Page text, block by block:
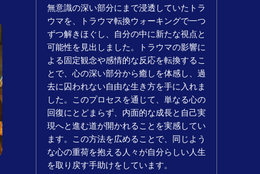
無意識の深い部分にまで浸透していたトラ
ウマを、トラウマ転換ウォーキングで一つ
ずつ解きほぐし、自分の中に新たな視点と
可能性を見出しました。トラウマの影響に
よる固定観念や感情的な反応を転換するこ
とで、心の深い部分から癒しを体感し、過
去に囚われない自由な生き方を手に入れま
した。このプロセスを通じて、単なる心の
回復にとどまらず、内面的な成長と自己実
現へと進む道が開かれることを実感してい
ます。この方法を広めることで、同じよう
な心の重荷を抱える人々が自分らしい人生
を取り戻す手助けをしています。